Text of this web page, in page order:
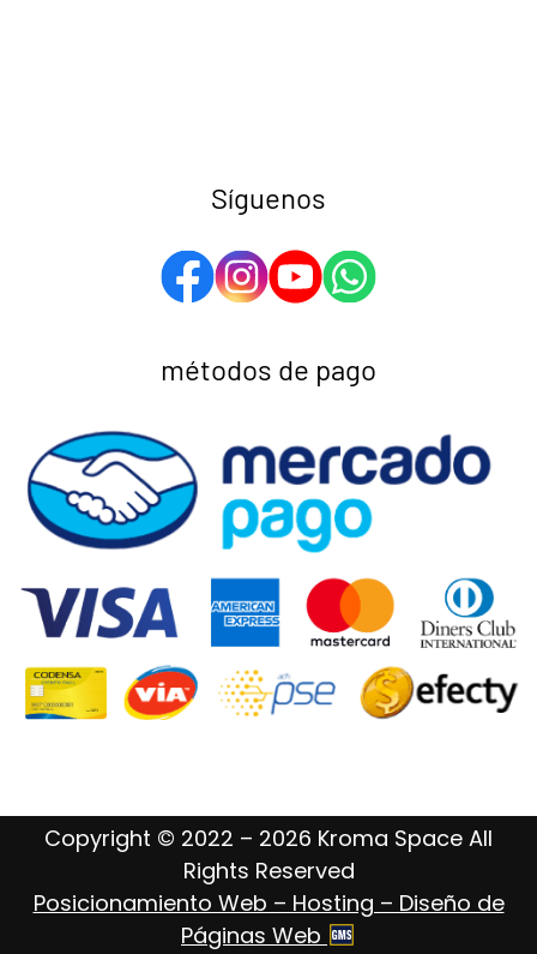
Síguenos
métodos de pago
Copyright © 2022 – 2026 Kroma Space All
Rights Reserved
Posicionamiento Web – Hosting – Diseño de
Páginas Web